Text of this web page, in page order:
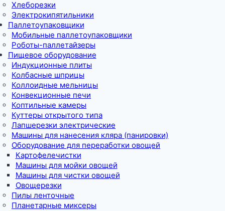
Хлеборезки
Электрокипятильники
Паллетоупаковщики
Мобильные паллетоупаковщики
Роботы-паллетайзеры
Пищевое оборудование
Индукционные плиты
Колбасные шприцы
Коллоидные мельницы
Конвекционные печи
Коптильные камеры
Куттеры открытого типа
Лапшерезки электрические
Машины для нанесения кляра (панировки)
Оборудование для переработки овощей
Картофелечистки
Машины для мойки овощей
Машины для чистки овощей
Овощерезки
Пилы ленточные
Планетарные миксеры